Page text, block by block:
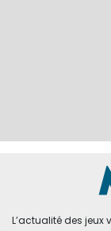
L’actualité des jeux